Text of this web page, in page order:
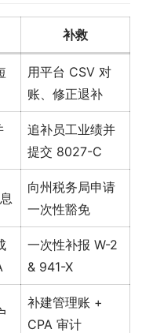
补救
用平台 CSV 对
账、修正退补
追补员工业绩并
提交 8027-C
向州税务局申请
一次性豁免
一次性补报 W-2
& 941-X
补建管理账 +
CPA 审计